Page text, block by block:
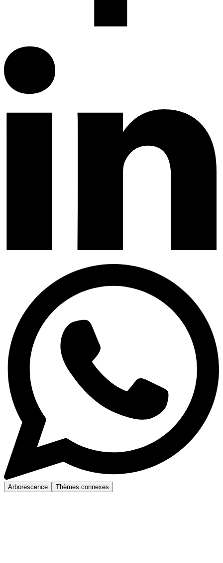
Arborescence Thèmes connexes